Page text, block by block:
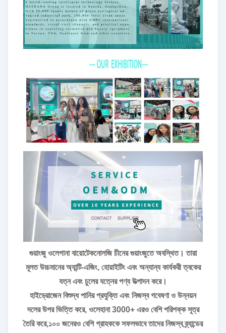
গুয়াংজু ওলেগানা বায়োটেকনোলজি চীনের গুয়াংজুতে অবস্থিত। তারা
মূলত উচ্চমানের অ্যান্টি-এজিং, হোয়াইটিং এবং অন্যান্য কার্যকরী ত্বকের
যত্ন এবং চুলের যত্নের পণ্য উত্পাদন করে।
হাইড্রোজেন বিশুদ্ধ পানির প্রযুক্তি এবং নিজস্ব গবেষণা ও উন্নয়ন
দলের উপর ভিত্তি করে, ওলেহানা 3000+ এরও বেশি পরিপক্ক সূত্র
তৈরি করে,১০০ জনেরও বেশি গ্রাহককে সফলভাবে তাদের নিজস্ব ব্র্যান্ডের